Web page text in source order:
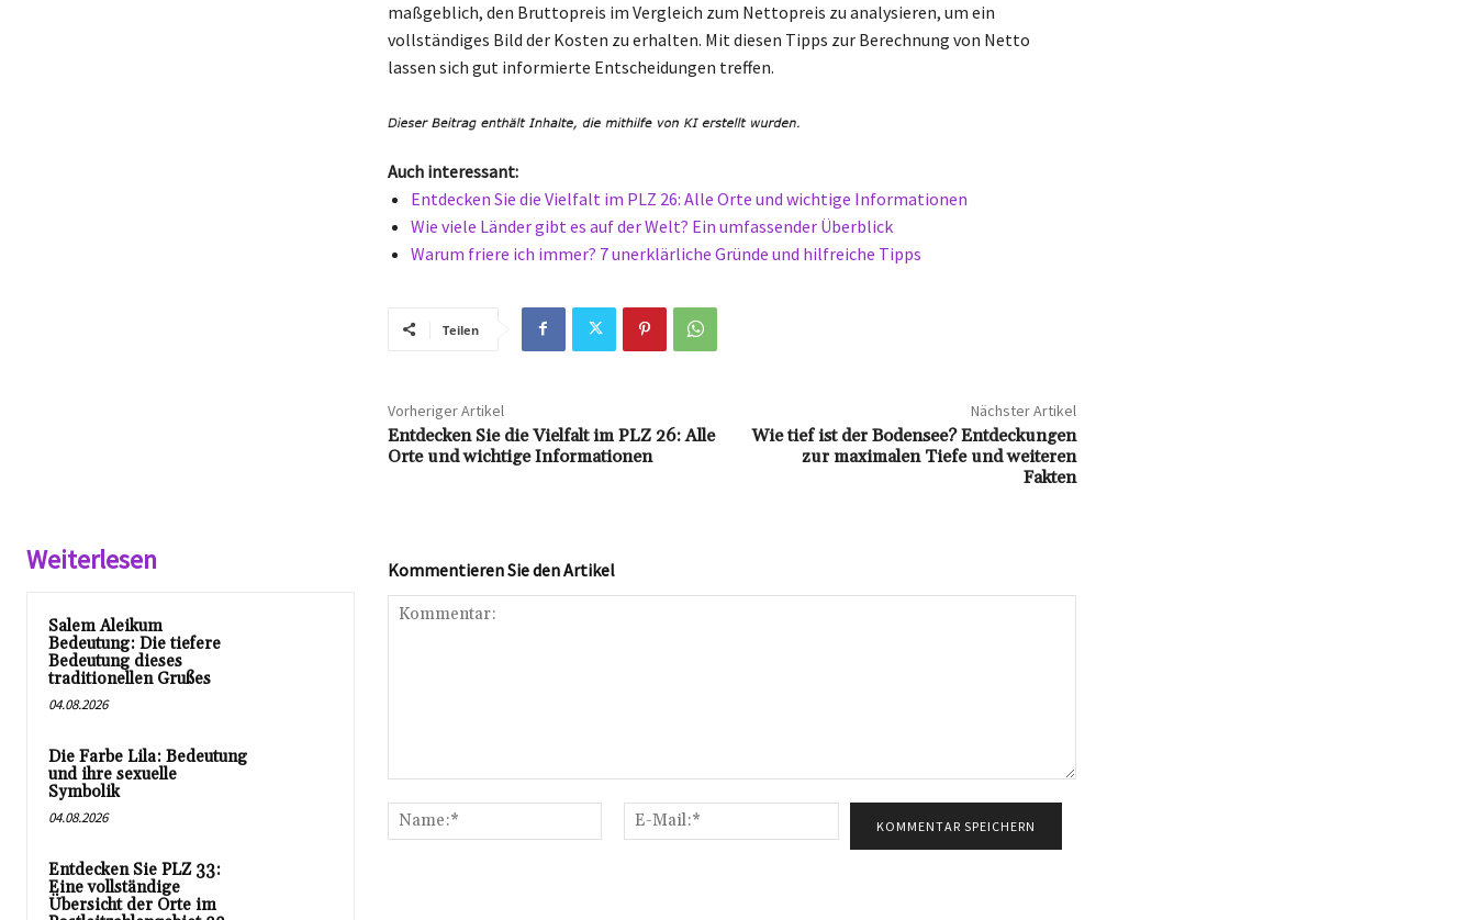
maßgeblich, den Bruttopreis im Vergleich zum Nettopreis zu analysieren, um ein
vollständiges Bild der Kosten zu erhalten. Mit diesen Tipps zur Berechnung von Netto
lassen sich gut informierte Entscheidungen treffen.
Auch interessant:
Entdecken Sie die Vielfalt im PLZ 26: Alle Orte und wichtige Informationen
Wie viele Länder gibt es auf der Welt? Ein umfassender Überblick
Warum friere ich immer? 7 unerklärliche Gründe und hilfreiche Tipps
Teilen
Vorheriger Artikel
Entdecken Sie die Vielfalt im PLZ 26: Alle
Orte und wichtige Informationen
Nächster Artikel
Wie tief ist der Bodensee? Entdeckungen
zur maximalen Tiefe und weiteren
Fakten
Weiterlesen
Salem Aleikum
Bedeutung: Die tiefere
Bedeutung dieses
traditionellen Grußes
04.08.2026
Die Farbe Lila: Bedeutung
und ihre sexuelle
Symbolik
04.08.2026
Entdecken Sie PLZ 33:
Eine vollständige
Übersicht der Orte im
Kommentieren Sie den Artikel
Name:*
Mail:*